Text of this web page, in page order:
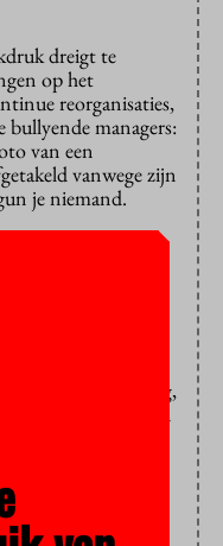
dreigt te
op het
reorganisaties,
bullyende managers:
van een
vanwege zijn
je niemand.
die u een
De zenuwen in
omhoog,
houden het brein
werk dat nooit iets
van de aftakeling
met spandoeken